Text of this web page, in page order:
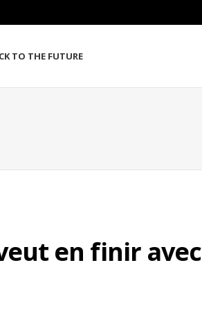
TO THE FUTURE
en finir avec